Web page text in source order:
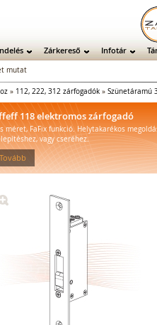
Zárkereső Infotár
mutat
» 112, 222, 312 zárfogadók » Szünetáramú
118 elektromos zárfogadó
méret, FaFix funkció. Helytakarékos
vagy cseréhez.